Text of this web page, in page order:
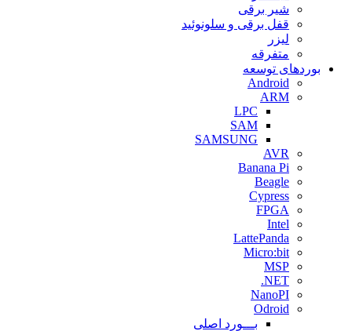
شیر برقی
قفل برقی و سلونوئید
لیزر
متفرقه
بوردهای توسعه
Android
ARM
LPC
SAM
SAMSUNG
AVR
Banana Pi
Beagle
Cypress
FPGA
Intel
LattePanda
Micro:bit
MSP
NET.
NanoPI
Odroid
بـــورد اصلی